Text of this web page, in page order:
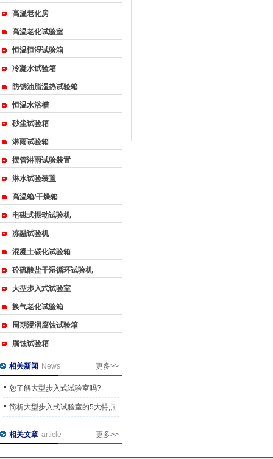
高温老化房
高温老化试验室
恒温恒湿试验箱
冷凝水试验箱
防锈油脂湿热试验箱
恒温水浴槽
砂尘试验箱
淋雨试验箱
摆管淋雨试验装置
淋水试验装置
高温箱/干燥箱
电磁式振动试验机
冻融试验机
混凝土碳化试验箱
砼硫酸盐干湿循环试验机
大型步入式试验室
换气老化试验箱
周期浸润腐蚀试验箱
腐蚀试验箱
相关新闻 News 更多>>
您了解大型步入式试验室吗?
简析大型步入式试验室的5大特点
相关文章 article 更多>>